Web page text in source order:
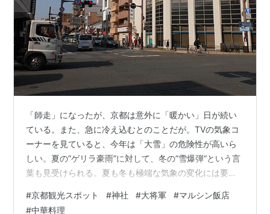
「師走」になったが、京都は意外に「暖かい」日が続い
ている。また、急に冷え込むとのことだが。TVの気象コ
ーナーを見ていると、今年は「大雪」の危険性が高いら
しい。夏の”ゲリラ豪雨”に対して、冬の”雪爆弾”という言
葉も見受けられる。夏も冬も極端な気象の変化には要注
「大将軍社」へ参拝した。『大将軍神社（東三條社）』
#京都観光スポット #神社 #大将軍 #マルシン飯店
#中華料理